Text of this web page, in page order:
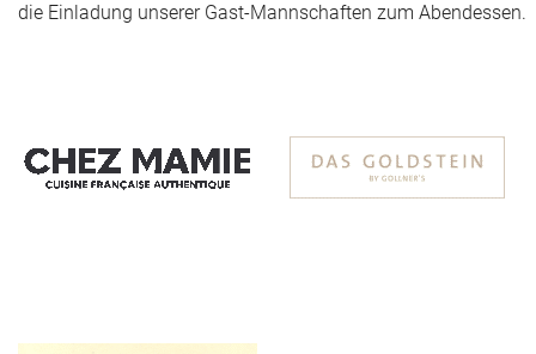
Turnierregeln
die Einladung unserer Gast-Mannschaften zum Abendessen.